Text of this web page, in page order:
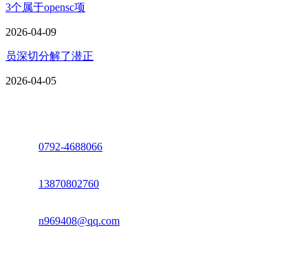
3个属于opensc项
2026-04-09
员深切分解了潜正
2026-04-05
0792-4688066
13870802760
n969408@qq.com